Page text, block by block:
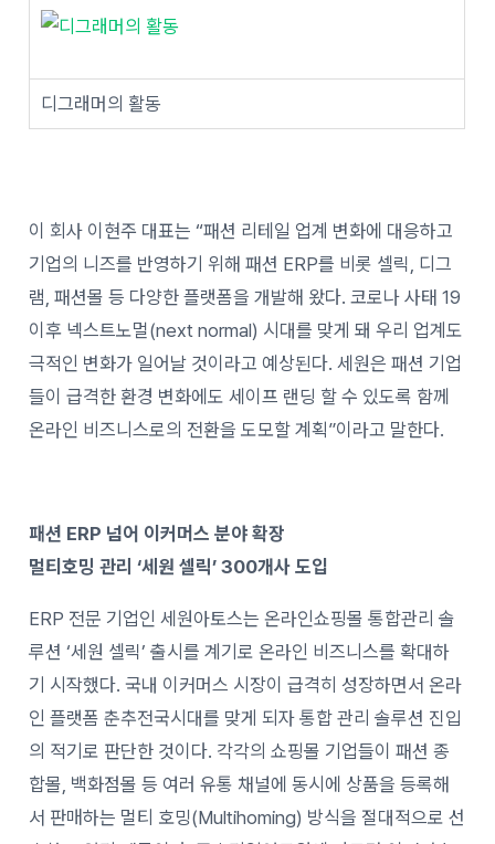
디그래머의 활동
이 회사 이현주 대표는 “패션 리테일 업계 변화에 대응하고
기업의 니즈를 반영하기 위해 패션 ERP를 비롯 셀릭, 디그
램, 패션몰 등 다양한 플랫폼을 개발해 왔다. 코로나 사태 19
이후 넥스트노멀(next normal) 시대를 맞게 돼 우리 업계도
극적인 변화가 일어날 것이라고 예상된다. 세원은 패션 기업
들이 급격한 환경 변화에도 세이프 랜딩 할 수 있도록 함께
온라인 비즈니스로의 전환을 도모할 계획”이라고 말한다.
패션 ERP 넘어 이커머스 분야 확장
멀티호밍 관리 ‘세원 셀릭’ 300개사 도입
ERP 전문 기업인 세원아토스는 온라인쇼핑몰 통합관리 솔
루션 ‘세원 셀릭’ 출시를 계기로 온라인 비즈니스를 확대하
기 시작했다. 국내 이커머스 시장이 급격히 성장하면서 온라
인 플랫폼 춘추전국시대를 맞게 되자 통합 관리 솔루션 진입
의 적기로 판단한 것이다. 각각의 쇼핑몰 기업들이 패션 종
합몰, 백화점몰 등 여러 유통 채널에 동시에 상품을 등록해
서 판매하는 멀티 호밍(Multihoming) 방식을 절대적으로 선